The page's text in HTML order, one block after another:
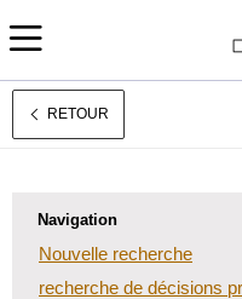
Deutsch
RETOUR
Navigation
Nouvelle recherche
recherche de décisions